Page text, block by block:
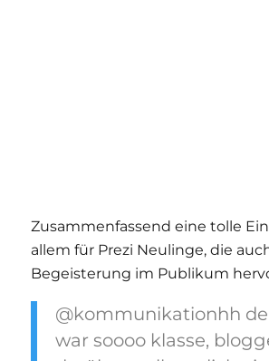
Zusammenfassend eine tolle
allem für Prezi Neulinge, die
Begeisterung im Publikum
@kommunikationhh
war soooo klasse,